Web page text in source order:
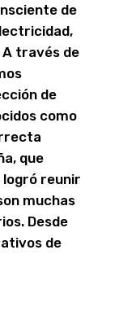
de
través de
de
como
que
reunir
muchas
Desde
de